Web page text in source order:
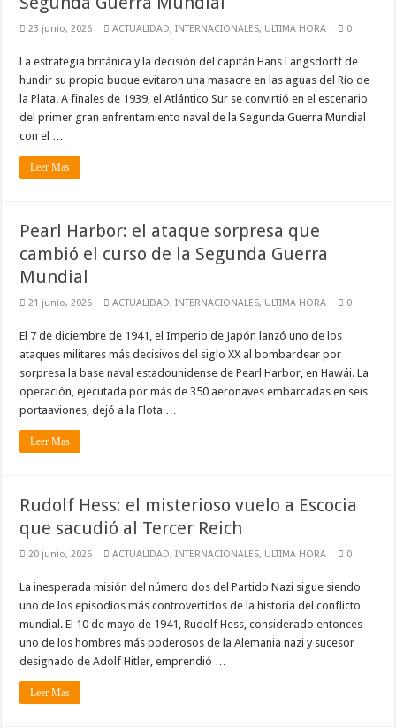
23 junio, 2026 ACTUALIDAD,INTERNACIONALES, ULTIMA HORA 0
La estrategia británica y la decisión del capitán Hans Langsdorff de
hundir su propio buque evitaron una masacre en las aguas del Río de
la Plata. A finales de 1939, el Atlántico Sur se convirtió en el escenario
del primer gran enfrentamiento naval de la Segunda Guerra Mundial
con el …
Leer Mas
Pearl Harbor: el ataque sorpresa que
cambió el curso de la Segunda Guerra
Mundial
21 junio, 2026 ACTUALIDAD,INTERNACIONALES, ULTIMA HORA 0
El 7 de diciembre de 1941, el Imperio de Japón lanzó uno de los
ataques militares más decisivos del siglo XX al bombardear por
sorpresa la base naval estadounidense de Pearl Harbor, en Hawái. La
operación, ejecutada por más de 350 aeronaves embarcadas en seis
portaaviones, dejó a la Flota …
Leer Mas
Rudolf Hess: el misterioso vuelo a Escocia
que sacudió al Tercer Reich
20 junio, 2026 ACTUALIDAD,INTERNACIONALES, ULTIMA HORA 0
La inesperada misión del número dos del Partido Nazi sigue siendo
uno de los episodios más controvertidos de la historia del conflicto
mundial. El 10 de mayo de 1941, Rudolf Hess, considerado entonces
uno de los hombres más poderosos de la Alemania nazi y sucesor
designado de Adolf Hitler, emprendió …
Leer Mas